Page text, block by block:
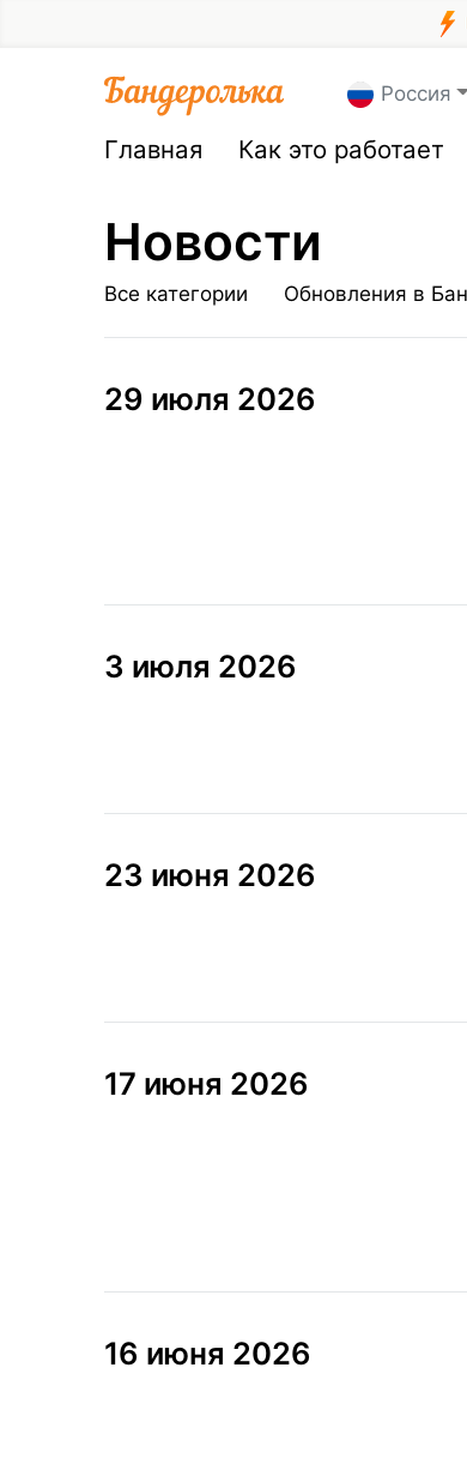
Россия
Главная Как это работает
Новости
Все категории Обновления в
29 июля 2026
3 июля 2026
23 июня 2026
17 июня 2026
16 июня 2026